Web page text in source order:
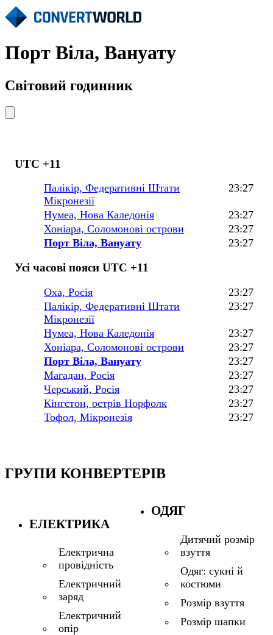
Порт Віла, Вануату
Світовий годинник
UTC +11
Палікір, Федеративні Штати
Мікронезії
23:27
Нумеа, Нова Каледонія
23:27
Хоніара, Соломонові острови
23:27
Порт Віла, Вануату
23:27
Усі часові пояси UTC +11
Оха, Росія
23:27
Палікір, Федеративні Штати
Мікронезії
23:27
Нумеа, Нова Каледонія
23:27
Хоніара, Соломонові острови
23:27
Порт Віла, Вануату
23:27
Магадан, Росія
23:27
Черський, Росія
23:27
Кінгстон, острів Норфолк
23:27
Тофол, Мікронезія
23:27
ГРУПИ КОНВЕРТЕРІВ
ЕЛЕКТРИКА
Електрична
провідність
Електричний
заряд
Електричний
опір
ОДЯГ
Дитячий розмір
взуття
Одяг: сукні й
костюми
Розмір взуття
Розмір шапки